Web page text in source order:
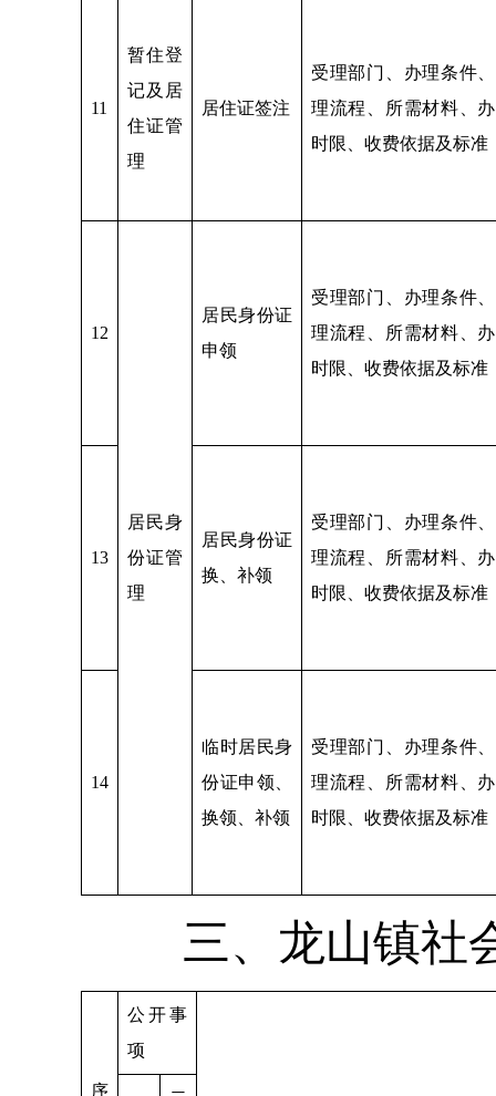
11
暂住登
记及居
住证管
理
居住证签注
受理部门、办理条件
理流程、所需材料、
时限、收费依据及标准
12
居民身
份证管
理
居民身份证
申领
受理部门、办理条件
理流程、所需材料、
时限、收费依据及标准
13
居民身份证
换、补领
受理部门、办理条件
理流程、所需材料、
时限、收费依据及标准
14
临时居民身
份证申领、
换领、补领
受理部门、办理条件
理流程、所需材料、
时限、收费依据及标准
三、龙山镇社
序
公开事
项